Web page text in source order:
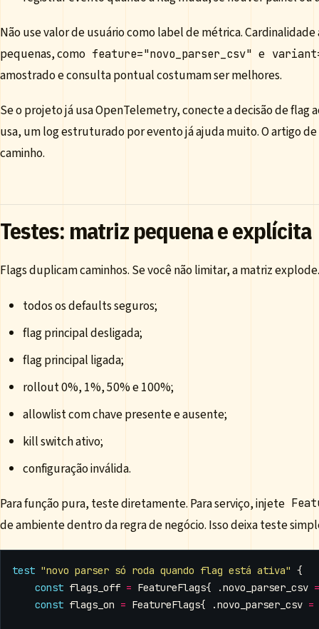
Não use valor de usuário como label de métrica.
pequenas, como feature="novo_parser_csv" e
amostrado e consulta pontual costumam ser melhores.
Se o projeto já usa OpenTelemetry, conecte a decisão de flag
usa, um log estruturado por evento já ajuda muito. O artigo de
caminho.
Testes: matriz pequena e explícita
Flags duplicam caminhos. Se você não limitar, a matriz
todos os defaults seguros;
flag principal desligada;
flag principal ligada;
rollout 0%, 1%, 50% e 100%;
allowlist com chave presente e ausente;
kill switch ativo;
configuração inválida.
Para função pura, teste diretamente. Para serviço, injete
de ambiente dentro da regra de negócio. Isso deixa teste
test "novo parser só roda quando flag está ativa" {
const flags_off = FeatureFlags{ .novo_parser_csv =
const flags_on = FeatureFlags{ .novo_parser_csv =